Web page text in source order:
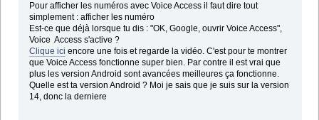
Pour afficher les numéros avec Voice Access il faut dire tout
simplement : afficher les numéro
Est-ce que déjà lorsque tu dis : "OK, Google, ouvrir Voice Access",
Voice Access s'active ?
Clique ici encore une fois et regarde la vidéo. C'est pour te montrer
que Voice Access fonctionne super bien. Par contre il est vrai que
plus les version Android sont avancées meilleures ça fonctionne.
Quelle est ta version Android ? Moi je sais que je suis sur la version
14, donc la derniere